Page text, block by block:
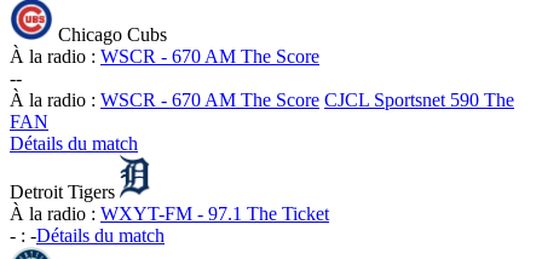
Chicago Cubs
À la radio : WSCR - 670 AM The Score
--
À la radio : WSCR - 670 AM The Score CJCL Sportsnet 590 The
FAN
Détails du match
Detroit Tigers
À la radio : WXYT-FM - 97.1 The Ticket
- : -Détails du match